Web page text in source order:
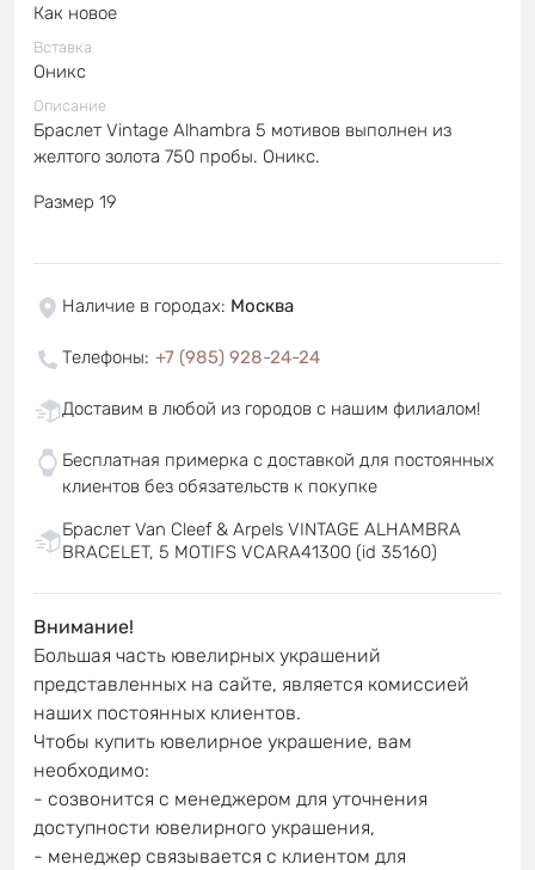
Как новое
Вставка
Оникс
Описание
Браслет Vintage Alhambra 5 мотивов выполнен из
желтого золота 750 пробы. Оникс.
Размер 19
Наличие в городах: Москва
Телефоны: +7 (985) 928-24-24
Доставим в любой из городов с нашим филиалом!
Бесплатная примерка с доставкой для постоянных
клиентов без обязательств к покупке
Браслет Van Cleef & Arpels VINTAGE ALHAMBRA
BRACELET, 5 MOTIFS VCARA41300 (id 35160)
Внимание!
Большая часть ювелирных украшений
представленных на сайте, является комиссией
наших постоянных клиентов.
Чтобы купить ювелирное украшение, вам
необходимо:
- созвонится с менеджером для уточнения
доступности ювелирного украшения,
- менеджер связывается с клиентом для